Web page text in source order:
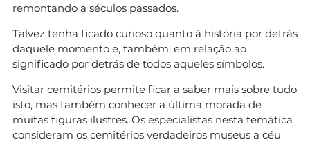
remontando a séculos passados.
Talvez tenha ficado curioso quanto à história por detrás
daquele momento e, também, em relação ao
significado por detrás de todos aqueles símbolos.
Visitar cemitérios permite ficar a saber mais sobre tudo
isto, mas também conhecer a última morada de
muitas figuras ilustres. Os especialistas nesta temática
consideram os cemitérios verdadeiros museus a céu